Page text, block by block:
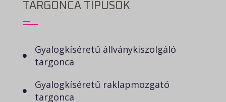
TARGONCA TÍPUSOK
Gyalogkíséretű állványkiszolgáló
targonca
Gyalogkíséretű raklapmozgató
targonca